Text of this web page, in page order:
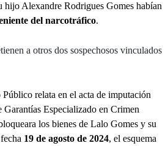
hijo Alexandre Rodrigues Gomes habían
del narcotráfico.
a otros dos sospechosos vinculados
relata en el acta de imputación
Garantías Especializado en Crimen
los bienes de Lalo Gomes y su
19 de agosto de 2024, el esquema